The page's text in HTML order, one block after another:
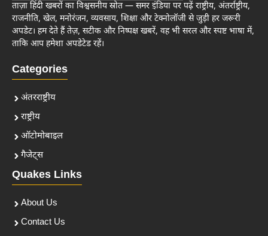
ताज़ा हिंदी खबरों का विश्वसनीय स्रोत — समर इंडिया पर पढ़ें राष्ट्रीय, अंतर्राष्ट्रीय,
राजनीति, खेल, मनोरंजन, व्यवसाय, शिक्षा और टेक्नोलॉजी से जुड़ी हर जरूरी
अपडेट। हम देते हैं तेज़, सटीक और निष्पक्ष खबरें, वह भी सरल और स्पष्ट भाषा में,
ताकि आप हमेशा अपडेटेड रहें।
Categories
अंतरराष्ट्रीय
राष्ट्रीय
ऑटोमोबाइल
गैजेट्स
Quakes Links
About Us
Contact Us